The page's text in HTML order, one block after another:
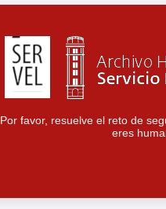
Por favor, resuelve el reto de
eres